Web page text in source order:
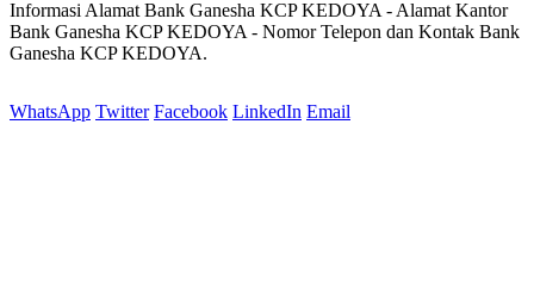
Informasi Alamat Bank Ganesha KCP KEDOYA - Alamat Kantor
Bank Ganesha KCP KEDOYA - Nomor Telepon dan Kontak Bank
Ganesha KCP KEDOYA.
WhatsApp Twitter Facebook LinkedIn Email